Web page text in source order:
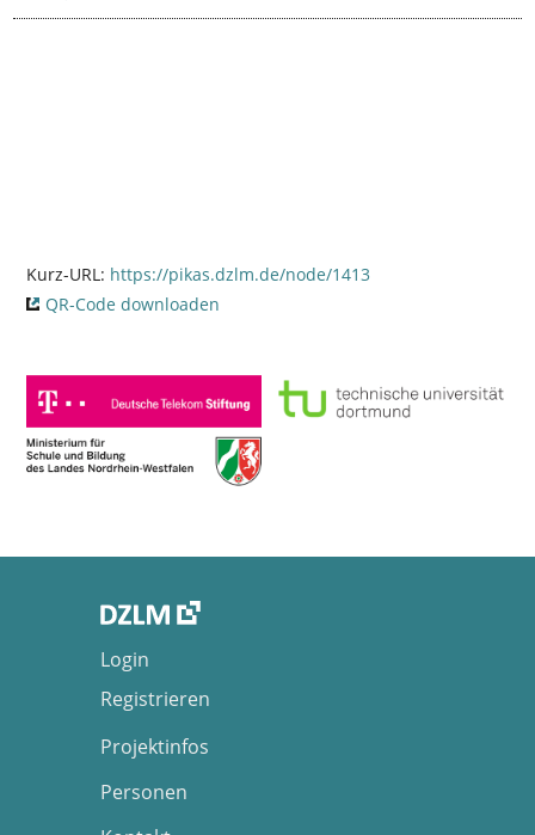
Kurz-URL: https://pikas.dzlm.de/node/1413
QR-Code downloaden
Login
Registrieren
Projektinfos
Personen